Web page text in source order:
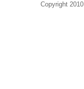
Copyright